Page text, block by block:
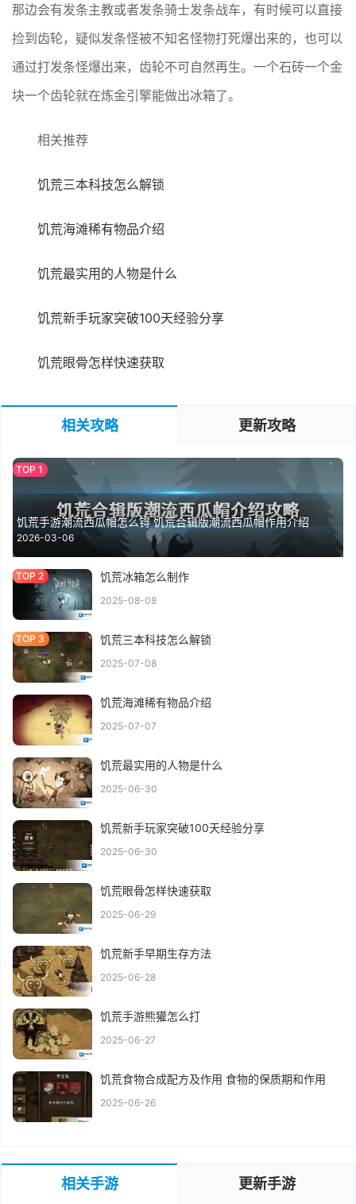
那边会有发条主教或者发条骑士发条战车，有时候可以直接
捡到齿轮，疑似发条怪被不知名怪物打死爆出来的，也可以
通过打发条怪爆出来，齿轮不可自然再生。一个石砖一个金
块一个齿轮就在炼金引擎能做出冰箱了。
相关推荐
饥荒三本科技怎么解锁
饥荒海滩稀有物品介绍
饥荒最实用的人物是什么
饥荒新手玩家突破100天经验分享
饥荒眼骨怎样快速获取
相关攻略 更新攻略
饥荒手游潮流西瓜帽怎么锝 饥荒合辑版潮流西瓜帽作用介绍
2026-03-06
饥荒冰箱怎么制作
2025-08-08
饥荒三本科技怎么解锁
2025-07-08
饥荒海滩稀有物品介绍
2025-07-07
饥荒最实用的人物是什么
2025-06-30
饥荒新手玩家突破100天经验分享
2025-06-30
饥荒眼骨怎样快速获取
2025-06-29
饥荒新手早期生存方法
2025-06-28
饥荒手游熊獾怎么打
2025-06-27
饥荒食物合成配方及作用 食物的保质期和作用
2025-06-26
相关手游 更新手游